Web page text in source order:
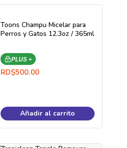
Toons Champu Micelar para
Perros y Gatos 12.3oz / 365ml
PLUS +
RD$500.00
Añadir al carrito